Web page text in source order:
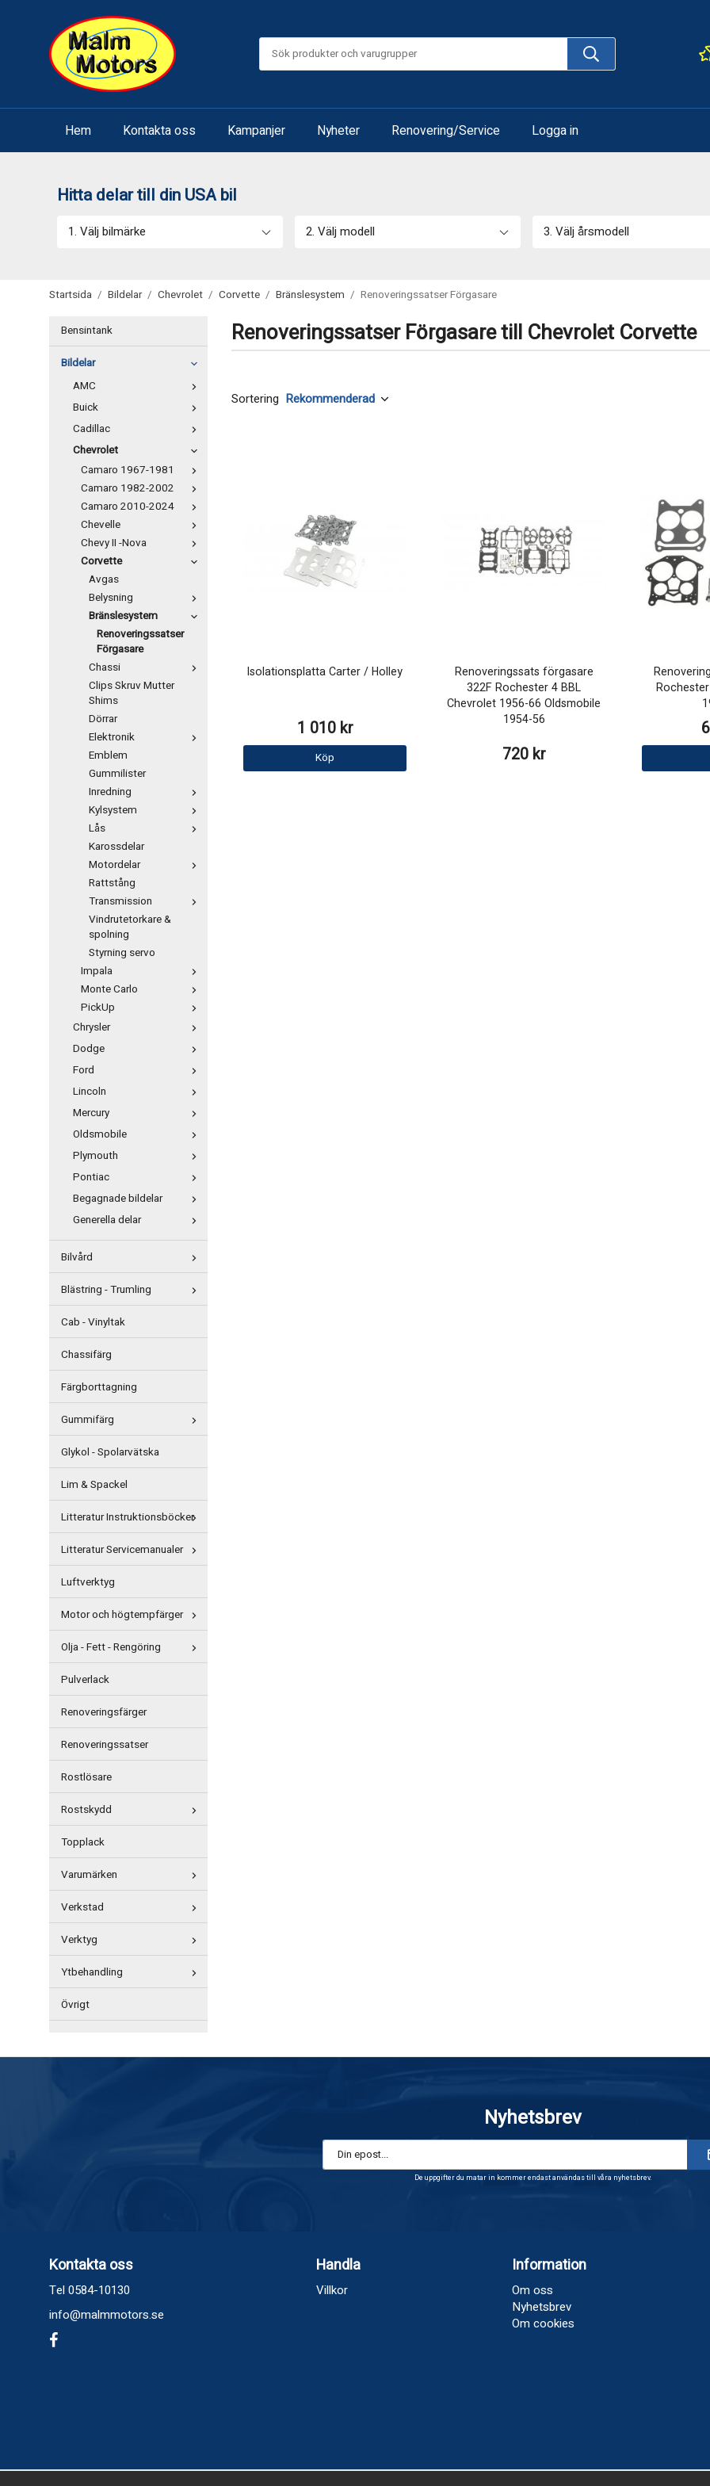
Hem Kontakta oss Kampanjer Nyheter Renovering/Service Logga in
Hitta delar till din USA bil
1. Välj bilmärke 2. Välj modell 3. Välj årsmodell
Startsida / Bildelar / Chevrolet / Corvette / Bränslesystem / Renoveringssatser Förgasare
Bensintank
Bildelar
AMC
Buick
Cadillac
Chevrolet
Camaro 1967-1981
Camaro 1982-2002
Camaro 2010-2024
Chevelle
Chevy II -Nova
Corvette
Avgas
Belysning
Bränslesystem
Renoveringssatser
Förgasare
Chassi
Clips Skruv Mutter
Shims
Dörrar
Elektronik
Emblem
Gummilister
Inredning
Kylsystem
Lås
Karossdelar
Motordelar
Rattstång
Transmission
Vindrutetorkare &
spolning
Styrning servo
Impala
Monte Carlo
PickUp
Chrysler
Dodge
Ford
Lincoln
Mercury
Oldsmobile
Plymouth
Pontiac
Begagnade bildelar
Generella delar
Bilvård
Blästring - Trumling
Cab - Vinyltak
Chassifärg
Färgborttagning
Gummifärg
Glykol - Spolarvätska
Lim & Spackel
Litteratur Instruktionsböcker
Litteratur Servicemanualer
Luftverktyg
Motor och högtempfärger
Olja - Fett - Rengöring
Pulverlack
Renoveringsfärger
Renoveringssatser
Rostlösare
Rostskydd
Topplack
Varumärken
Verkstad
Verktyg
Ytbehandling
Övrigt
Renoveringssatser Förgasare till Chevrolet Corvette
Sortering
Isolationsplatta Carter / Holley
1 010 kr
Köp
Renoveringssats förgasare
322F Rochester 4 BBL
Chevrolet 1956-66 Oldsmobile
1954-56
720 kr
Nyhetsbrev
De uppgifter du matar in kommer endast användas till våra nyhetsbrev.
Kontakta oss
Tel 0584-10130
info@malmmotors.se
Handla
Villkor
Information
Om oss
Nyhetsbrev
Om cookies